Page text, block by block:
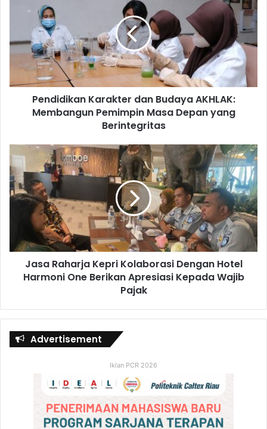
Pendidikan Karakter dan Budaya AKHLAK:
Membangun Pemimpin Masa Depan yang
Berintegritas
Jasa Raharja Kepri Kolaborasi Dengan Hotel
Harmoni One Berikan Apresiasi Kepada Wajib
Pajak
Advertisement
Iklan PCR 2026